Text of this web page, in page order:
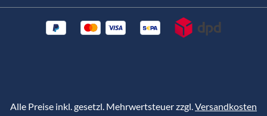
Alle Preise inkl. gesetzl. Mehrwertsteuer zzgl.Versandkosten